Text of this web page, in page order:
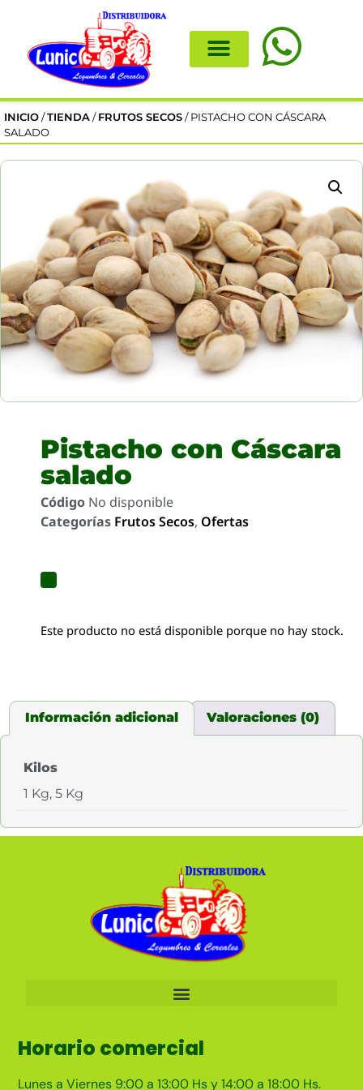
INICIO /TIENDA / FRUTOS SECOS / PISTACHO CON CÁSCARA
SALADO
Pistacho con Cáscara
salado
Código No disponible
Categorías Frutos Secos, Ofertas
Este producto no está disponible porque no hay stock.
Información adicional Valoraciones (0)
Kilos
1 Kg, 5 Kg
Horario comercial
Lunes a Viernes 9:00 a 13:00 Hs y 14:00 a 18:00 Hs.